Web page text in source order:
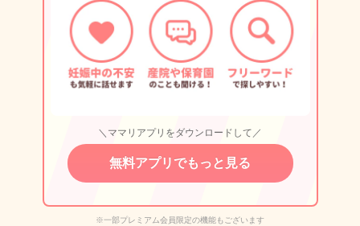
＼ママリアプリをダウンロードして／
無料アプリでもっと見る
※一部プレミアム会員限定の機能もございます